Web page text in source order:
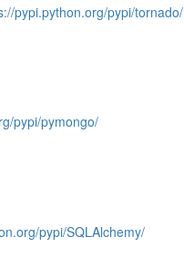
pypi.python.org/pypi/tornado/
pypi/pymongo/
pypi/SQLAlchemy/